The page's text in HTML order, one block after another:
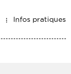
Infos pratiques